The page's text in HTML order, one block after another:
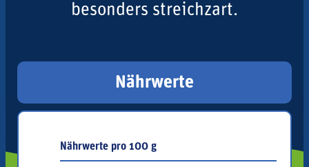
besonders streichzart.
Nährwerte
Nährwerte pro 100 g